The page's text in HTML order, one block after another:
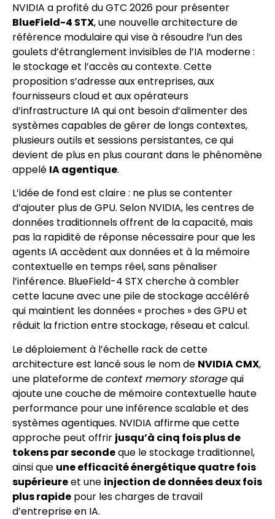
NVIDIA a profité du GTC 2026 pour présenter
BlueField-4 STX, une nouvelle architecture de
référence modulaire qui vise à résoudre l’un des
goulets d’étranglement invisibles de l’IA moderne :
le stockage et l’accès au contexte. Cette
proposition s’adresse aux entreprises, aux
fournisseurs cloud et aux opérateurs
d’infrastructure IA qui ont besoin d’alimenter des
systèmes capables de gérer de longs contextes,
plusieurs outils et sessions persistantes, ce qui
devient de plus en plus courant dans le phénomène
appelé IA agentique.
L’idée de fond est claire : ne plus se contenter
d’ajouter plus de GPU. Selon NVIDIA, les centres de
données traditionnels offrent de la capacité, mais
pas la rapidité de réponse nécessaire pour que les
agents IA accèdent aux données et à la mémoire
contextuelle en temps réel, sans pénaliser
l’inférence. BlueField-4 STX cherche à combler
cette lacune avec une pile de stockage accéléré
qui maintient les données « proches » des GPU et
réduit la friction entre stockage, réseau et calcul.
Le déploiement à l’échelle rack de cette
architecture est lancé sous le nom de NVIDIA CMX,
une plateforme decontext memory storagequi
ajoute une couche de mémoire contextuelle haute
performance pour une inférence scalable et des
systèmes agentiques. NVIDIA affirme que cette
approche peut offrir jusqu’à cinq fois plus de
tokens par secondeque le stockage traditionnel,
ainsi que une efficacité énergétique quatre fois
supérieureet une injection de données deux fois
plus rapide pour les charges de travail
d’entreprise en IA.